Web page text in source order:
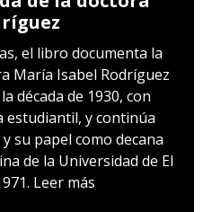
el libro documenta la
María Isabel Rodríguez
década de 1930, con
y continúa
su papel como decana
de la Universidad de El
Leer más